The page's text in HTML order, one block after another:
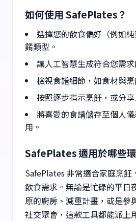
如何使用 SafePlates？
選擇您的飲食偏好（例如
餚類型。
讓人工智慧生成符合您需
檢視食譜細節，如食材與烹
按照逐步指示烹飪，或分享
將喜愛的食譜儲存至個人
用。
SafePlates 適用於哪些
SafePlates 非常適合家庭烹飪
飲食需求。無論是忙碌的平日
原的廚房、減重計畫，或是參
社交聚會，這款工具都能派上